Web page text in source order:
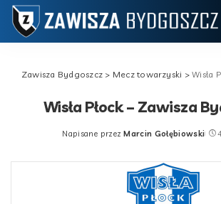
Zawisza Bydgoszcz > Mecz towarzyski >Wisła
Wisła Płock – Zawisza
Posted
Napisane przez Marcin Gołębiowski